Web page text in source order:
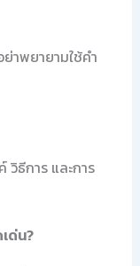
ย่าพยายามใช้คำ
วิธีการ และการ
ด่น?